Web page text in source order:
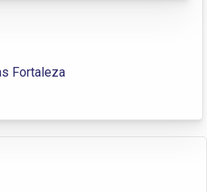
Fortaleza